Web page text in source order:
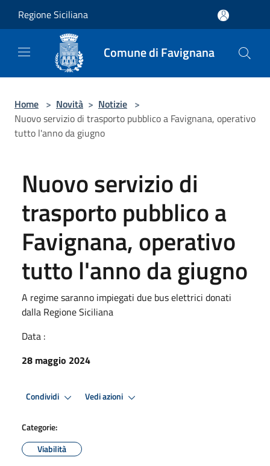
Regione Siciliana
Comune di Favignana
Home > Novità > Notizie >
Nuovo servizio di trasporto pubblico a Favignana, operativo
tutto l'anno da giugno
Nuovo servizio di
trasporto pubblico a
Favignana, operativo
tutto l'anno da giugno
A regime saranno impiegati due bus elettrici donati
dalla Regione Siciliana
Data :
28 maggio 2024
Condividi Vedi azioni
Categorie:
Viabilità